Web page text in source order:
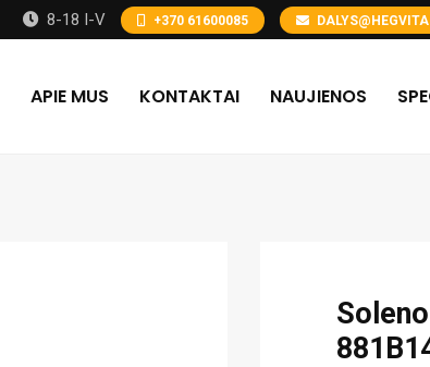
8-18 I-V +370 61600085
APIE MUS KONTAKTAI NAUJIENOS